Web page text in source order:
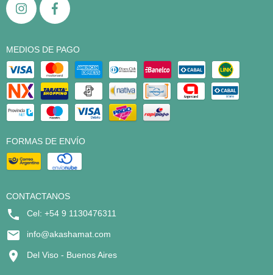
MEDIOS DE PAGO
FORMAS DE ENVÍO
CONTACTANOS
Cel: +54 9 1130476311
info@akashamat.com
Del Viso - Buenos Aires